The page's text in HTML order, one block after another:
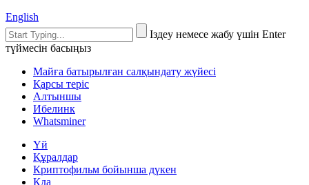
English
Іздеу немесе жабу үшін Enter
түймесін басыңыз
Майға батырылған салқындату жүйесі
Қарсы теріс
Алтыншы
Ибелинк
Whatsminer
Үй
Құралдар
Криптофильм бойынша дүкен
Кда